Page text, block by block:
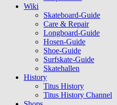
Wiki
Skateboard-Guide
Care & Repair
Longboard-Guide
Hosen-Guide
Shoe-Guide
Surfskate-Guide
Skatehallen
History
Titus History
Titus History Channel